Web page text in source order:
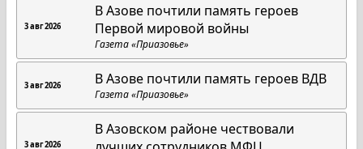
3 авг 2026
В Азове почтили память героев
Первой мировой войны
Газета «Приазовье»
3 авг 2026 В Азове почтили память героев ВДВ
Газета «Приазовье»
3 авг 2026
В Азовском районе чествовали